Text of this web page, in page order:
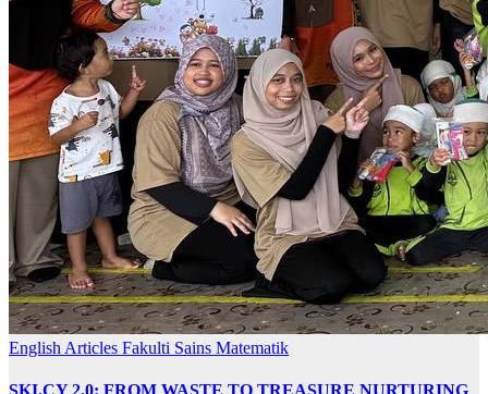
English Articles Fakulti Sains Matematik